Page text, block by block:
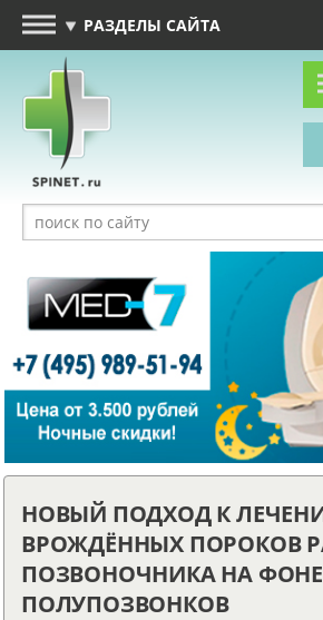
РАЗДЕЛЫ САЙТА
НОВЫЙ ПОДХОД К
ВРОЖДЁННЫХ ПОРОКОВ
ПОЗВОНОЧНИКА НА ФОНЕ
ПОЛУПОЗВОНКОВ